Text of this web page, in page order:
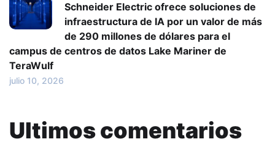
Schneider Electric ofrece soluciones de
infraestructura de IA por un valor de más
de 290 millones de dólares para el
campus de centros de datos Lake Mariner de
TeraWulf
julio 10, 2026
Ultimos comentarios